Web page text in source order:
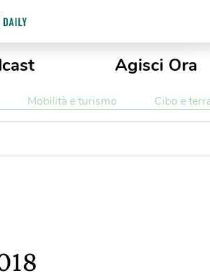
Agisci Ora
Mobilità e turismo Cibo e